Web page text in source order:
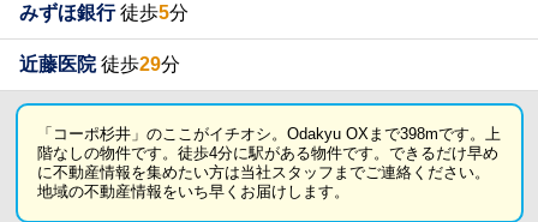
みずほ銀行徒歩5分
近藤医院徒歩29分
「コーポ杉井」のここがイチオシ。Odakyu OXまで398mです。上
階なしの物件です。徒歩4分に駅がある物件です。できるだけ早め
に不動産情報を集めたい方は当社スタッフまでご連絡ください。
地域の不動産情報をいち早くお届けします。